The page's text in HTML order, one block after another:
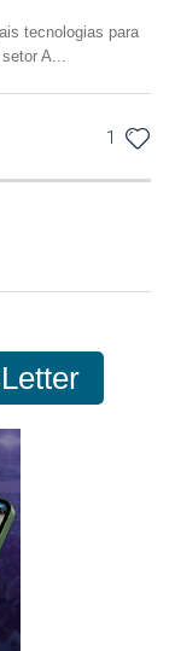
tecnologias para
A...
1